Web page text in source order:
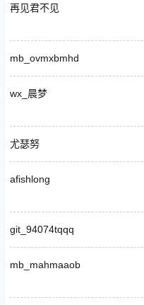
再见君不见
mb_ovmxbmhd
wx_晨梦
尤瑟努
afishlong
git_94074tqqq
mb_mahmaaob